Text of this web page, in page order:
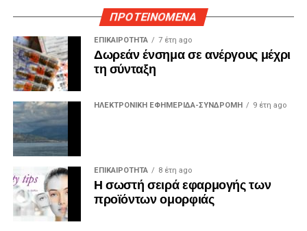
ΠΡΟΤΕΙΝΟΜΕΝΑ
ΕΠΙΚΑΙΡΟΤΗΤΑ 7 έτη ago
Δωρεάν ένσημα σε ανέργους μέχρι
τη σύνταξη
ΗΛΕΚΤΡΟΝΙΚΗ ΕΦΗΜΕΡΙΔΑ-ΣΥΝΔΡΟΜΗ 9 έτη ago
ΕΠΙΚΑΙΡΟΤΗΤΑ 8 έτη ago
Η σωστή σειρά εφαρμογής των
προϊόντων ομορφιάς